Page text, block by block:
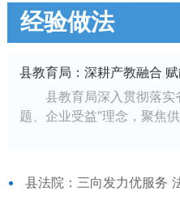
经验做法
县教育局：深耕产教融合
县教育局深入贯彻落实省
题、企业受益”理念，聚焦
县法院：三向发力优服务